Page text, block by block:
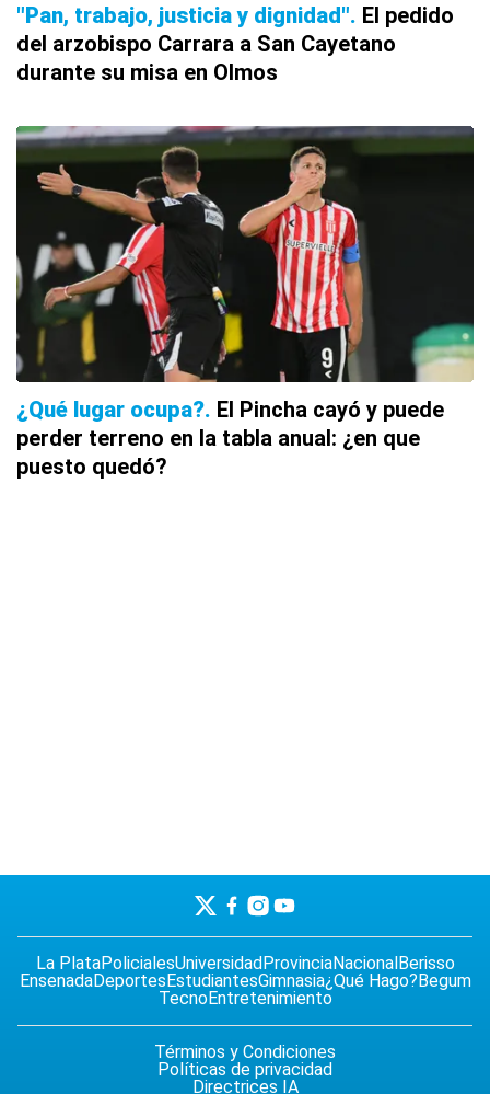
"Pan, trabajo, justicia y dignidad" El pedido
del arzobispo Carrara a San Cayetano
durante su misa en Olmos
¿Qué lugar ocupa? El Pincha cayó y puede
perder terreno en la tabla anual: ¿en que
puesto quedó?
La PlataPolicialesUniversidadProvinciaNacionalBerisso
EnsenadaDeportesEstudiantesGimnasia¿Qué Hago?Begum
TecnoEntretenimiento
Términos y Condiciones
Políticas de privacidad
Directrices IA